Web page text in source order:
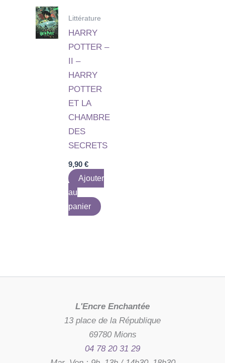
Littérature
HARRY
POTTER –
II –
HARRY
POTTER
ET LA
CHAMBRE
DES
SECRETS
9,90€
Ajouter
au
panier
L'Encre Enchantée
13 place de la République
69780 Mions
04 78 20 31 29